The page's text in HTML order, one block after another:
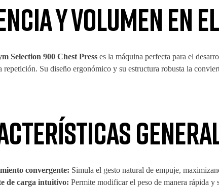
y volumen en
Selection 900 Chest Press es la máquina perfecta para el
repetición. Su diseño ergonómico y su estructura robusta la
convergente: Simula el gesto natural de empuje,
de carga intuitivo: Permite modificar el peso de manera rápida y